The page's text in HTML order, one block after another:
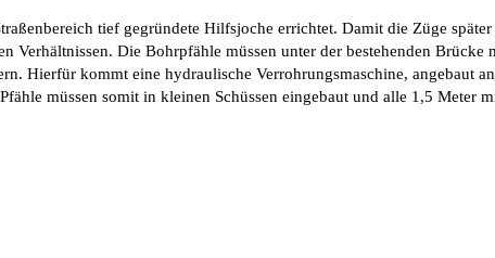
tief gegründete Hilfsjoche errichtet. Damit die Züge
Verhältnissen. Die Bohrpfähle müssen unter der bestehenden
Hierfür kommt eine hydraulische Verrohrungsmaschine, angebaut
müssen somit in kleinen Schüssen eingebaut und alle 1,5 Meter